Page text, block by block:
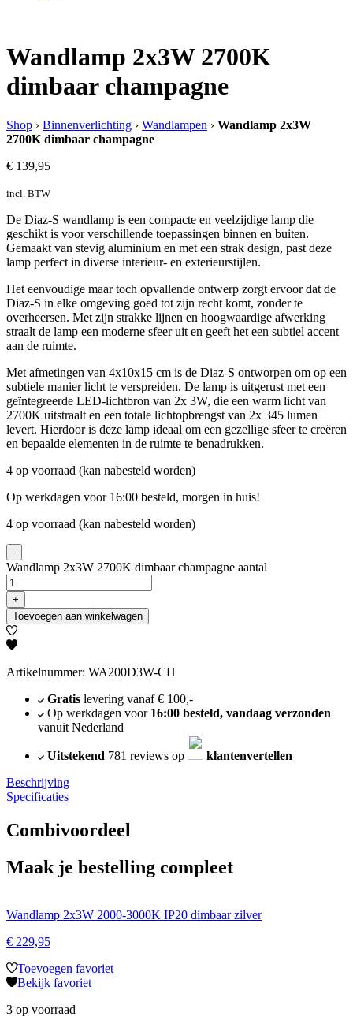
Wandlamp 2x3W 2700K
dimbaar champagne
Shop › Binnenverlichting › Wandlampen › Wandlamp 2x3W
2700K dimbaar champagne
€ 139,95
incl. BTW
De Diaz-S wandlamp is een compacte en veelzijdige lamp die
geschikt is voor verschillende toepassingen binnen en buiten.
Gemaakt van stevig aluminium en met een strak design, past deze
lamp perfect in diverse interieur- en exterieurstijlen.
Het eenvoudige maar toch opvallende ontwerp zorgt ervoor dat de
Diaz-S in elke omgeving goed tot zijn recht komt, zonder te
overheersen. Met zijn strakke lijnen en hoogwaardige afwerking
straalt de lamp een moderne sfeer uit en geeft het een subtiel accent
aan de ruimte.
Met afmetingen van 4x10x15 cm is de Diaz-S ontworpen om op een
subtiele manier licht te verspreiden. De lamp is uitgerust met een
geïntegreerde LED-lichtbron van 2x 3W, die een warm licht van
2700K uitstraalt en een totale lichtopbrengst van 2x 345 lumen
levert. Hierdoor is deze lamp ideaal om een gezellige sfeer te creëren
en bepaalde elementen in de ruimte te benadrukken.
4 op voorraad (kan nabesteld worden)
Op werkdagen voor 16:00 besteld, morgen in huis!
4 op voorraad (kan nabesteld worden)
-
Wandlamp 2x3W 2700K dimbaar champagne aantal
+
Toevoegen aan winkelwagen
Artikelnummer: WA200D3W-CH
Gratislevering vanaf € 100,-
Op werkdagen voor 16:00 besteld, vandaag verzonden
vanuit Nederland
Uitstekend 781 reviews op
klantenvertellen
Beschrijving
Specificaties
Combivoordeel
Maak je bestelling compleet
Wandlamp 2x3W 2000-3000K IP20 dimbaar zilver
€ 229,95
Toevoegen favoriet
Bekijk favoriet
3 op voorraad